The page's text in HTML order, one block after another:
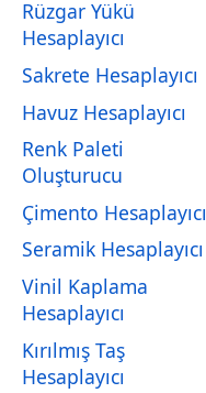
Rüzgar Yükü
Hesaplayıcı
Sakrete Hesaplayıcı
Havuz Hesaplayıcı
Renk Paleti
Oluşturucu
Çimento Hesaplayıcı
Seramik Hesaplayıcı
Vinil Kaplama
Hesaplayıcı
Kırılmış Taş
Hesaplayıcı